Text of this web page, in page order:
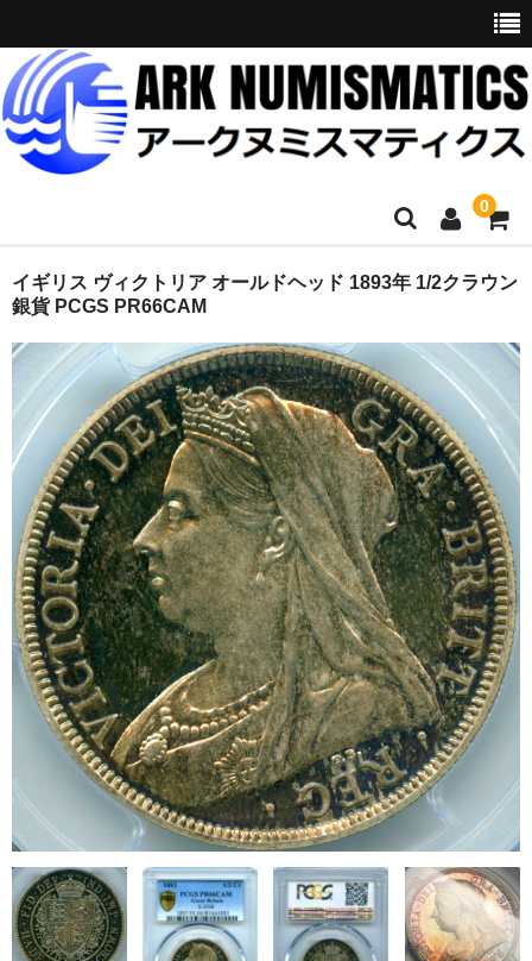
0
ホーム
お問い合わせ
委託販売
購入代行
オークション入札代行
ブログ
会社概要
イギリス ヴィクトリア オールドヘッド 1893年 1/2クラウン
銀貨 PCGS PR66CAM